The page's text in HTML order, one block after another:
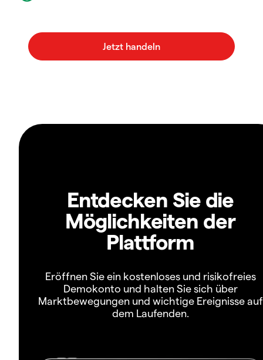
Entdecken Sie die
Möglichkeiten der
Plattform
Eröffnen Sie ein kostenloses und risikofreies
Demokonto und halten Sie sich über
Marktbewegungen und wichtige Ereignisse auf
dem Laufenden.